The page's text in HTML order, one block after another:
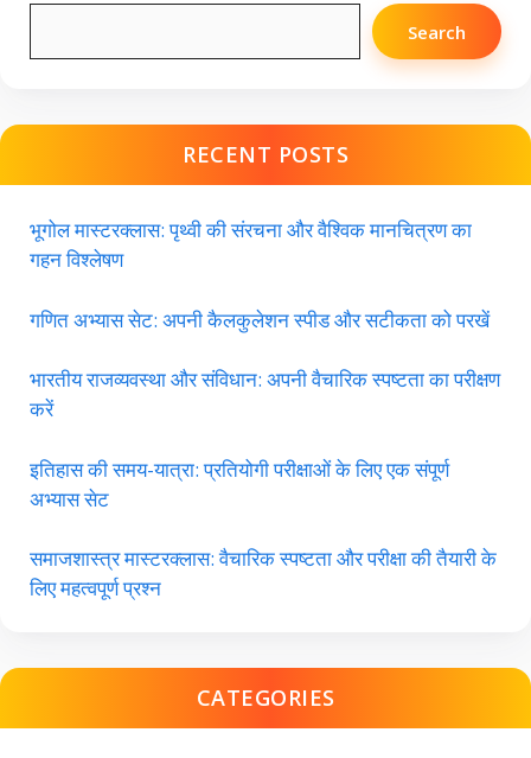
Search
RECENT POSTS
भूगोल मास्टरक्लास: पृथ्वी की संरचना और वैश्विक मानचित्रण का
गहन विश्लेषण
गणित अभ्यास सेट: अपनी कैलकुलेशन स्पीड और सटीकता को परखें
भारतीय राजव्यवस्था और संविधान: अपनी वैचारिक स्पष्टता का परीक्षण
करें
इतिहास की समय-यात्रा: प्रतियोगी परीक्षाओं के लिए एक संपूर्ण
अभ्यास सेट
समाजशास्त्र मास्टरक्लास: वैचारिक स्पष्टता और परीक्षा की तैयारी के
लिए महत्वपूर्ण प्रश्न
CATEGORIES